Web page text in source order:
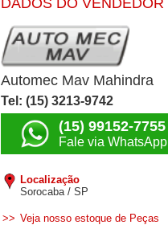
DADOS DO VENDEDOR
Automec Mav Mahindra
Tel: (15) 3213-9742
(15) 99152-7755
Fale via WhatsApp
Localização
Sorocaba / SP
>> Veja nosso estoque de Peças